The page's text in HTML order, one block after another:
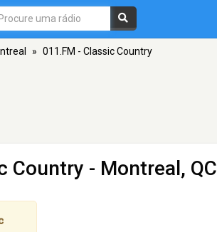
» 011.FM - Classic Country
Country - Montreal, QC